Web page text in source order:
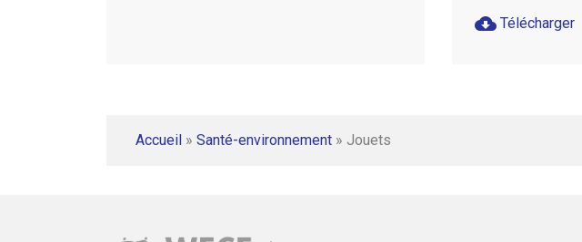
cloud_download Télécharger
Accueil » Santé-environnement » Jouets